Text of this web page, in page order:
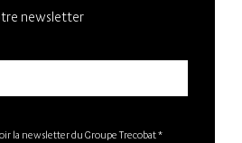
newsletter
la newsletter du Groupe Trecobat *